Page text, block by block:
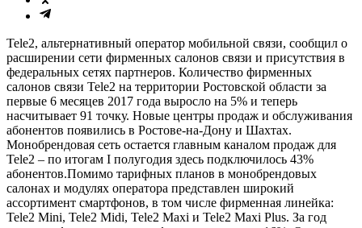
Tele2, альтернативный оператор мобильной связи, сообщил о
расширении сети фирменных салонов связи и присутствия в
федеральных сетях партнеров. Количество фирменных
салонов связи Tele2 на территории Ростовской области за
первые 6 месяцев 2017 года выросло на 5% и теперь
насчитывает 91 точку. Новые центры продаж и обслуживания
абонентов появились в Ростове-на-Дону и Шахтах.
Монобрендовая сеть остается главным каналом продаж для
Tele2 – по итогам I полугодия здесь подключилось 43%
абонентов.Помимо тарифных планов в монобрендовых
салонах и модулях оператора представлен широкий
ассортимент смартфонов, в том числе фирменная линейка:
Tele2 Mini, Tele2 Midi, Tele2 Maxi и Tele2 Maxi Plus. За год